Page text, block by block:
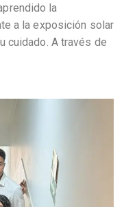
la
a la exposición solar
cuidado. A través de